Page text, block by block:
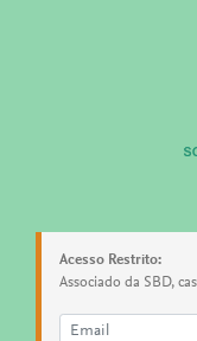
Acesso Restrito:
Associado da SBD,